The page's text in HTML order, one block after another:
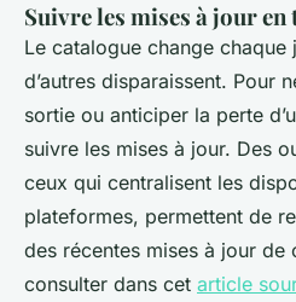
Suivre les mises à jour en
Le catalogue change
d’autres disparaissent. Pour
sortie ou anticiper la perte
suivre les mises à jour. Des
ceux qui centralisent les
plateformes, permettent de
des récentes mises à jour de
consulter dans cet article